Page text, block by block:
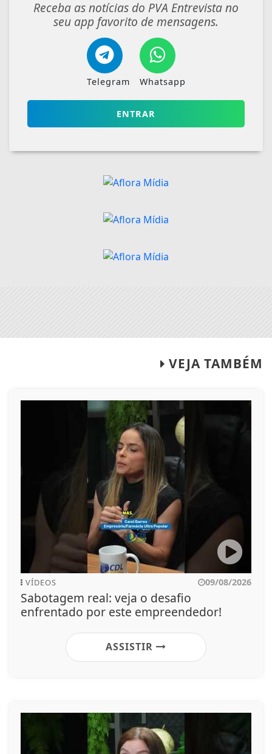
Receba as notícias do PVA Entrevista no
seu app favorito de mensagens.
Telegram Whatsapp
ENTRAR
VEJA TAMBÉM
VÍDEOS 09/08/2026
Sabotagem real: veja o desafio
enfrentado por este empreendedor!
ASSISTIR